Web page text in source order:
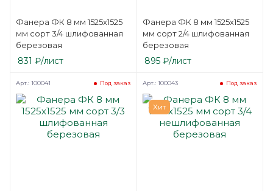
Фанера ФК 8 мм 1525х1525
мм сорт 3/4 шлифованная
березовая
831 ₽/лист
Фанера ФК 8 мм 1525х1525
мм сорт 2/4 шлифованная
березовая
895₽/лист
Под заказ
Арт.: 100041
Хит
Под заказ
Арт.: 100043